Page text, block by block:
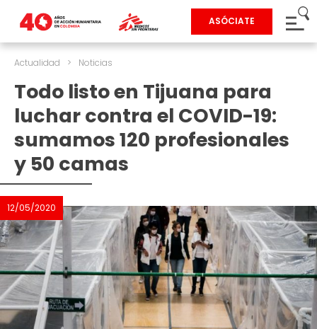
ASÓCIATE
Actualidad > Noticias
Todo listo en Tijuana para
luchar contra el COVID-19:
sumamos 120 profesionales
y 50 camas
12/05/2020